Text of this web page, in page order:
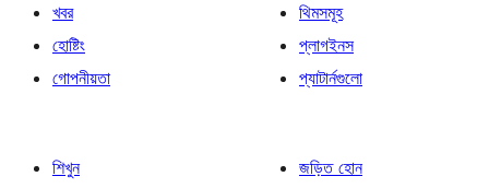
খবর
হোষ্টিং
গোপনীয়তা
থিমসমূহ
প্লাগইনস
প্যাটার্নগুলো
শিখুন
জড়িত হোন